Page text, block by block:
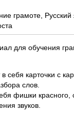
грамоте, Русский
для обучения
себя карточки с
слов.
фишки красного,
звуков.